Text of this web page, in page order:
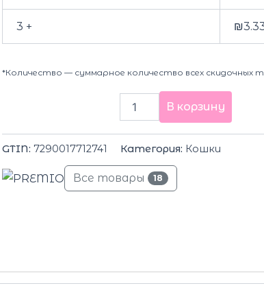
3 + ₪
*Количество — суммарное количество всех скидочных
В корзину
GTIN: 7290017712741 Категория: Кошки
Все товары 18